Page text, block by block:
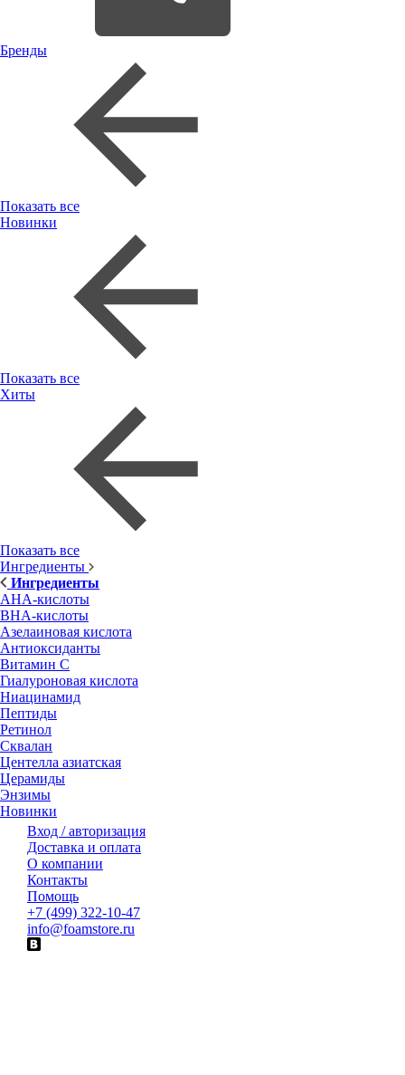
Бренды
Показать все
Новинки
Показать все
Хиты
Показать все
Ингредиенты
Ингредиенты
AHA-кислоты
BHA-кислоты
Азелаиновая кислота
Антиоксиданты
Витамин С
Гиалуроновая кислота
Ниацинамид
Пептиды
Ретинол
Сквалан
Центелла азиатская
Церамиды
Энзимы
Новинки
Вход / авторизация
Доставка и оплата
О компании
Контакты
Помощь
+7 (499) 322-10-47
info@foamstore.ru